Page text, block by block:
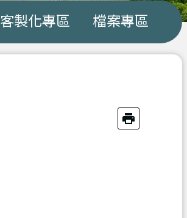
客製化專區 檔案專區